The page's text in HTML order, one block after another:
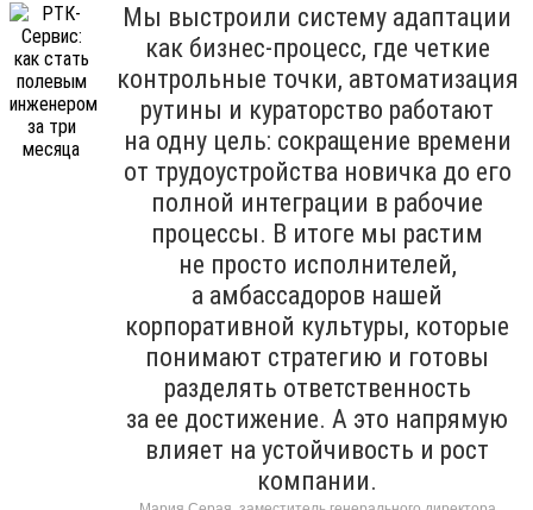
Мы выстроили систему адаптации
как бизнес-процесс, где четкие
контрольные точки, автоматизация
рутины и кураторство работают
на одну цель: сокращение времени
от трудоустройства новичка до его
полной интеграции в рабочие
процессы. В итоге мы растим
не просто исполнителей,
а амбассадоров нашей
корпоративной культуры, которые
понимают стратегию и готовы
разделять ответственность
за ее достижение. А это напрямую
влияет на устойчивость и рост
компании.